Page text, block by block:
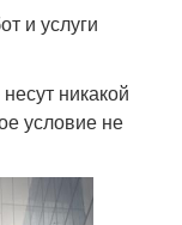
и услуги
никакой
условие не